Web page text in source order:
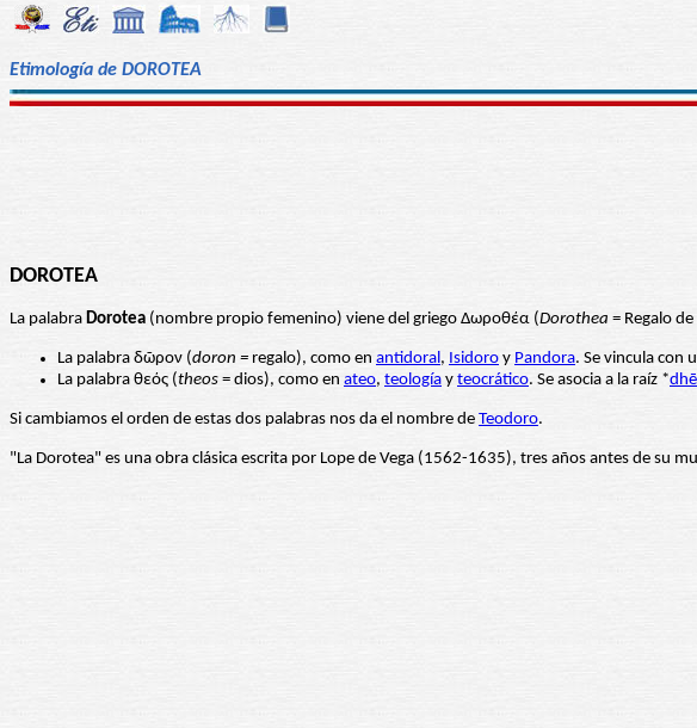
Etimología de DOROTEA
DOROTEA
La palabra Dorotea (nombre propio femenino) viene del griego Δωροθέα (Dorothea = Regalo
La palabra δῶρον (doron = regalo), como en antidoral, Isidoro y Pandora. Se vincula con
La palabra θεός (theos = dios), como en ateo, teología y teocrático. Se asocia a la raíz *
Si cambiamos el orden de estas dos palabras nos da el nombre de Teodoro.
"La Dorotea" es una obra clásica escrita por Lope de Vega (1562-1635), tres años antes de su